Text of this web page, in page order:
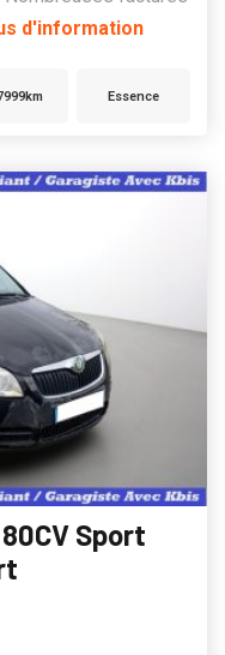
d'information
Essence
80CV Sport